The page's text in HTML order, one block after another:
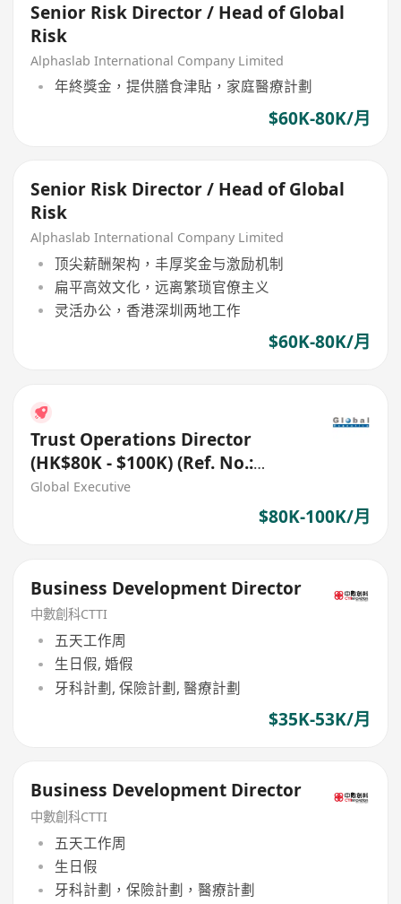
Senior Risk Director / Head of Global
Risk
Alphaslab International Company Limited
年終獎金，提供膳食津貼，家庭醫療計劃
$60K-80K/月
Senior Risk Director / Head of Global
Risk
Alphaslab International Company Limited
顶尖薪酬架构，丰厚奖金与激励机制
扁平高效文化，远离繁琐官僚主义
灵活办公，香港深圳两地工作
$60K-80K/月
Trust Operations Director
(HK$80K - $100K) (Ref. No.:
27656)
Global Executive
$80K-100K/月
Business Development Director
中數創科CTTI
五天工作周
生日假, 婚假
牙科計劃, 保險計劃, 醫療計劃
$35K-53K/月
Business Development Director
中數創科CTTI
五天工作周
生日假
牙科計劃，保險計劃，醫療計劃